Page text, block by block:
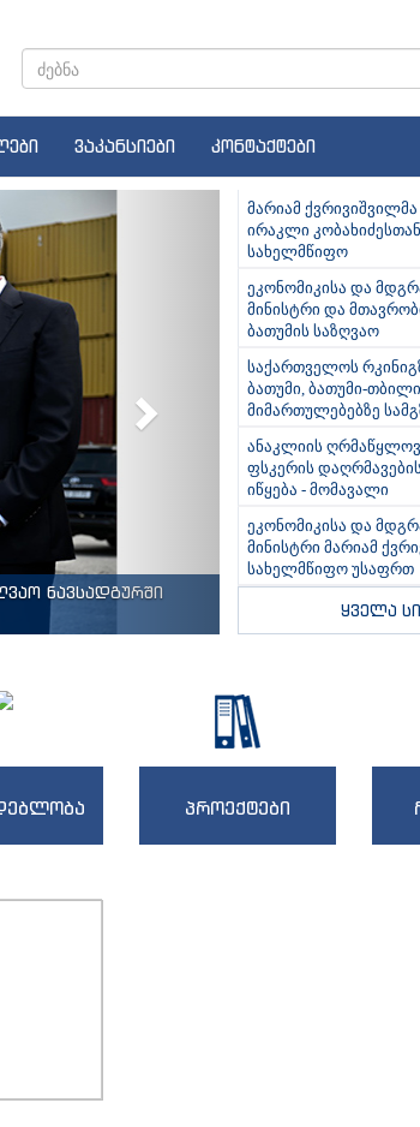
ვაკანსიები კონტაქტები
ნავსადგურში
მარიამ
ირაკლი
სახელმწიფო
ეკონომიკისა და
მინისტრი და
ბათუმის საზღვაო
საქართველოს
ბათუმი, ბათუმი-
მიმართულებებზე
ანაკლიის
ფსკერის
იწყება - მომავალი
ეკონომიკისა და
მინისტრი მარიამ
სახელმწიფო უსაფრთ
ყველა
პროექტები